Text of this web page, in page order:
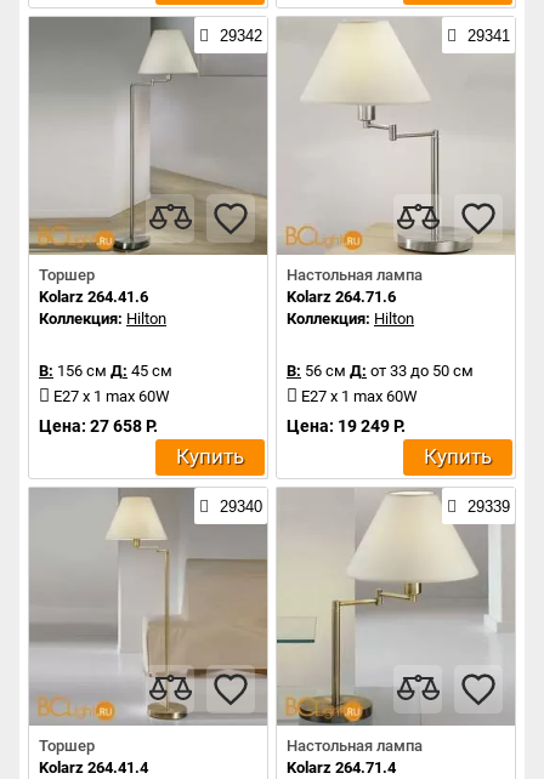
29342
Торшер
Kolarz 264.41.6
Коллекция: Hilton
В: 156 см Д: 45 см
E27 x 1 max 60W
Цена: 27 658 Р.
Купить
29341
Настольная лампа
Kolarz 264.71.6
Коллекция: Hilton
В: 56 см Д: от 33 до 50 см
E27 x 1 max 60W
Цена: 19 249 Р.
Купить
29340
Торшер
Kolarz 264.41.4
29339
Настольная лампа
Kolarz 264.71.4